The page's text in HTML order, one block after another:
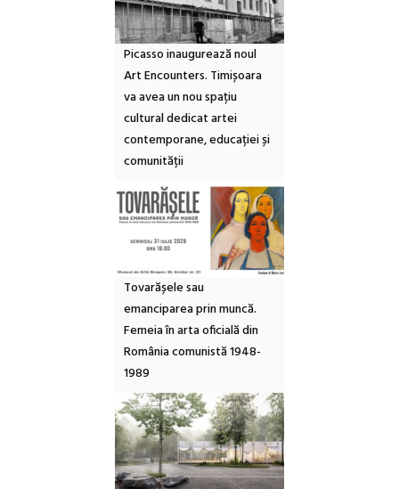
Picasso inaugurează noul
Art Encounters. Timișoara
va avea un nou spațiu
cultural dedicat artei
contemporane, educației și
comunității
Tovarășele sau
emanciparea prin muncă.
Femeia în arta oficială din
România comunistă 1948-
1989